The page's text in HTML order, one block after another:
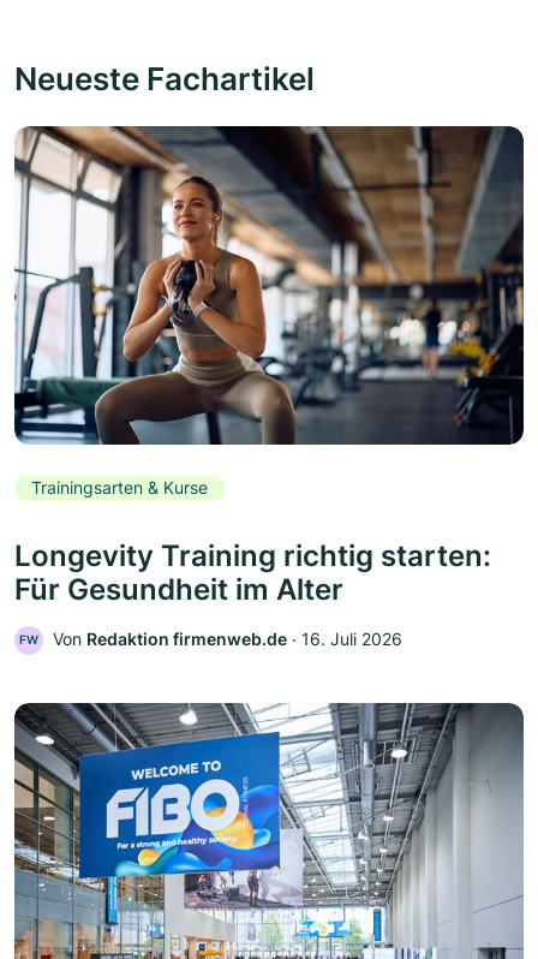
Neueste Fachartikel
Trainingsarten & Kurse
Longevity Training richtig starten:
Für Gesundheit im Alter
FW Von Redaktion firmenweb.de ‧ 16. Juli 2026